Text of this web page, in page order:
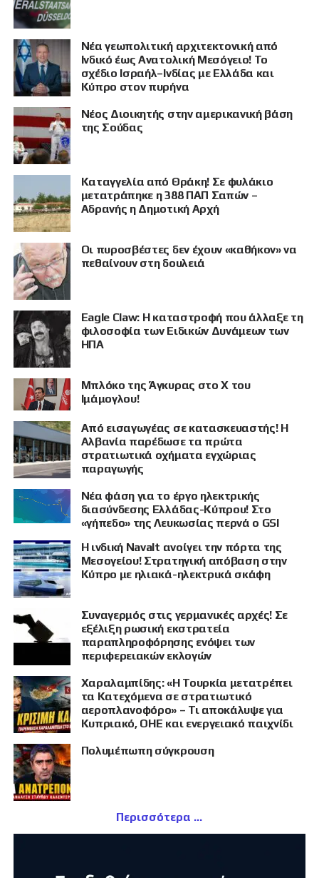
ΠΡΟΒΟΛΗ
Νέα γεωπολιτική αρχιτεκτονική από
Ινδικό έως Ανατολική Μεσόγειο! Το
σχέδιο Ισραήλ–Ινδίας με Ελλάδα και
Κύπρο στον πυρήνα
Νέος Διοικητής στην αμερικανική βάση
της Σούδας
Καταγγελία από Θράκη! Σε φυλάκιο
μετατράπηκε η 388 ΠΑΠ Σαπών –
Αδρανής η Δημοτική Αρχή
Οι πυροσβέστες δεν έχουν «καθήκον» να
πεθαίνουν στη δουλειά
Eagle Claw: Η καταστροφή που άλλαξε τη
φιλοσοφία των Ειδικών Δυνάμεων των
ΗΠΑ
Μπλόκο της Άγκυρας στο X του
Ιμάμογλου!
Από εισαγωγέας σε κατασκευαστής! Η
Αλβανία παρέδωσε τα πρώτα
στρατιωτικά οχήματα εγχώριας
παραγωγής
Νέα φάση για το έργο ηλεκτρικής
διασύνδεσης Ελλάδας-Κύπρου! Στο
«γήπεδο» της Λευκωσίας περνά ο GSI
Η ινδική Navalt ανοίγει την πόρτα της
Μεσογείου! Στρατηγική απόβαση στην
Κύπρο με ηλιακά-ηλεκτρικά σκάφη
Συναγερμός στις γερμανικές αρχές! Σε
εξέλιξη ρωσική εκστρατεία
παραπληροφόρησης ενόψει των
περιφερειακών εκλογών
Χαραλαμπίδης: «Η Τουρκία μετατρέπει
τα Κατεχόμενα σε στρατιωτικό
αεροπλανοφόρο» – Τι αποκάλυψε για
Κυπριακό, ΟΗΕ και ενεργειακό παιχνίδι
Πολυμέπωπη σύγκρουση
Περισσότερα